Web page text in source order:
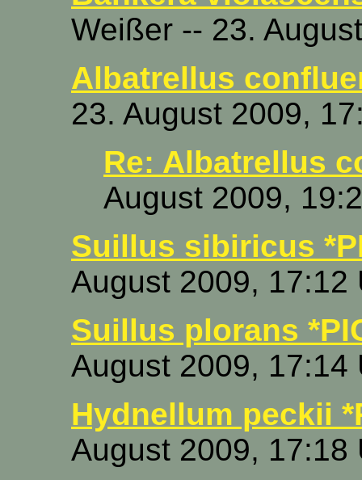
Weißer -- 23.
Albatrellus
23. August 2009,
Re: Albatrellus
August 2009,
Suillus sibiricus
August 2009, 17:12
Suillus plorans
August 2009, 17:14
Hydnellum peckii
August 2009, 17:18